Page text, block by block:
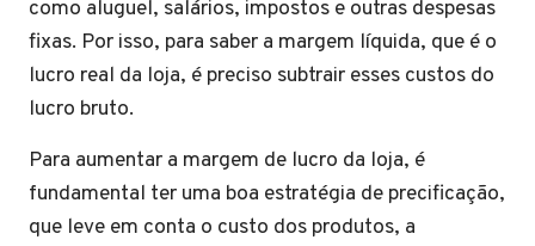
como aluguel, salários, impostos e outras despesas
fixas. Por isso, para saber a margem líquida, que é o
lucro real da loja, é preciso subtrair esses custos do
lucro bruto.
Para aumentar a margem de lucro da loja, é
fundamental ter uma boa estratégia de precificação,
que leve em conta o custo dos produtos, a